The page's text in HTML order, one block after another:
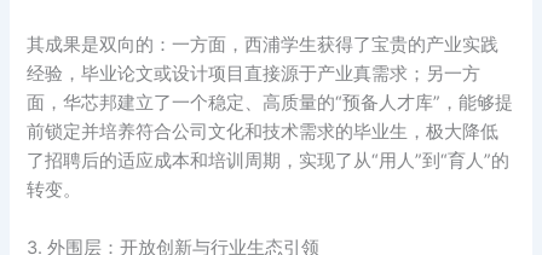
其成果是双向的：一方面，西浦学生获得了宝贵的产业实践
经验，毕业论文或设计项目直接源于产业真需求；另一方
面，华芯邦建立了一个稳定、高质量的“预备人才库”，能够提
前锁定并培养符合公司文化和技术需求的毕业生，极大降低
了招聘后的适应成本和培训周期，实现了从“用人”到“育人”的
转变。
3. 外围层：开放创新与行业生态引领